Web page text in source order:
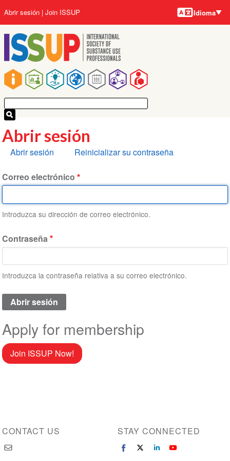
al
contenido
principal
Main
navigation
User
account
menu
Abrir sesión Join ISSUP Idiomas
Idioma
Abrir sesión
Solapas
Abrir sesión Reinicializar su contraseña
Correo electrónico
Introduzca su dirección de correo electrónico.
Contraseña
Introduzca la contraseña relativa a su correo electrónico.
Apply for membership
Join ISSUP Now!
CONTACT US STAY CONNECTED